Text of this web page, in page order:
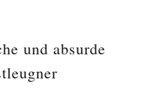
und absurde